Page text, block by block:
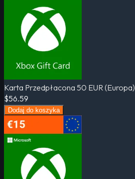
Karta Przedpłacona 50 EUR (Europa)
$56.59
Dodaj do koszyka